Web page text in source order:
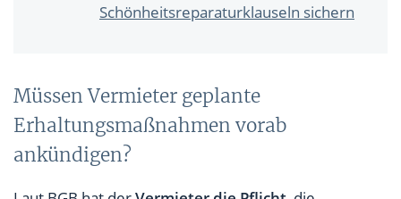
Schönheitsreparaturklauseln sichern
Müssen Vermieter geplante
Erhaltungsmaßnahmen vorab
ankündigen?